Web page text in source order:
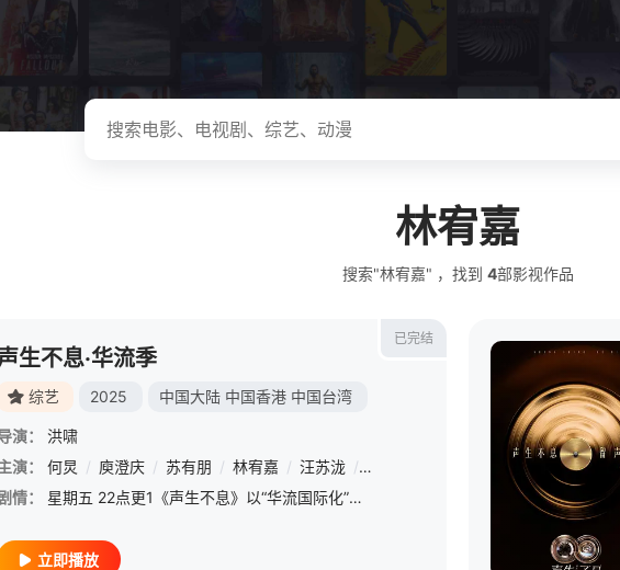
林宥嘉
搜索"林宥嘉" ，找到 4部影视作品
已完结
生不息·华流季
综艺 2025 中国大陆 中国香港 中国台湾
演：
洪啸
演：
何炅 / 庾澄庆 / 苏有朋 / 林宥嘉 / 汪苏泷 / 黄霄云 李佳薇 周兴哲
情：
星期五 22点更1《声生不息》以“华流国际化”为核心目标，通过音乐对抗与融合推动华语音乐走向世界，实践“人类命运共同体”的文化叙事。 &amp;nbsp; &amp;nbsp; &amp;nbsp; &amp;nbsp; &amp;nbsp
立即播放